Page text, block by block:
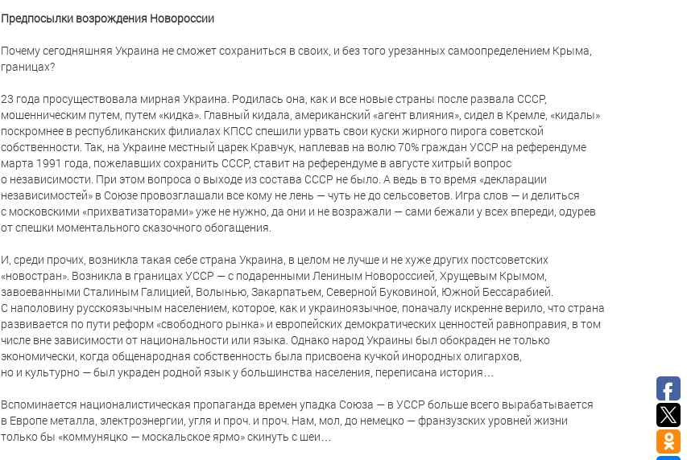
Предпосылки возрождения Новороссии
Почему сегодняшняя Украина не сможет сохраниться в своих, и без того урезанных самоопределением Крыма,
границах?
23 года просуществовала мирная Украина. Родилась она, как и все новые страны после развала СССР,
мошенническим путем, путем «кидка». Главный кидала, американский «агент влияния», сидел в Кремле, «кидалы»
поскромнее в республиканских филиалах КПСС спешили урвать свои куски жирного пирога советской
собственности. Так, на Украине местный царек Кравчук, наплевав на волю 70% граждан УССР на референдуме
марта 1991 года, пожелавших сохранить СССР, ставит на референдуме в августе хитрый вопрос
о независимости. При этом вопроса о выходе из состава СССР не было. А ведь в то время «декларации
независимостей» в Союзе провозглашали все кому не лень — чуть не до сельсоветов. Игра слов — и делиться
с московскими «прихватизаторами» уже не нужно, да они и не возражали — сами бежали у всех впереди, одурев
от спешки моментального сказочного обогащения.
И, среди прочих, возникла такая себе страна Украина, в целом не лучше и не хуже других постсоветских
«новостран». Возникла в границах УССР — с подаренными Лениным Новороссией, Хрущевым Крымом,
завоеванными Сталиным Галицией, Волынью, Закарпатьем, Северной Буковиной, Южной Бессарабией.
С наполовину русскоязычным населением, которое, как и украиноязычное, поначалу искренне верило, что страна
развивается по пути реформ «свободного рынка» и европейских демократических ценностей равноправия, в том
числе вне зависимости от национальности или языка. Однако народ Украины был обокраден не только
экономически, когда общенародная собственность была присвоена кучкой инородных олигархов,
но и культурно — был украден родной язык у большинства населения, переписана история…
Вспоминается националистическая пропаганда времен упадка Союза — в УССР больше всего вырабатывается
в Европе металла, электроэнергии, угля и проч. и проч. Нам, мол, до немецко — франзузских уровней жизни
только бы «коммуняцко — москальское ярмо» скинуть с шеи…